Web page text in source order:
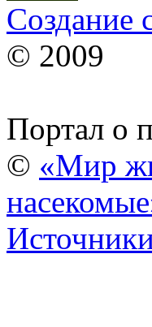
Создание
© 2009
Портал о
© «Мир